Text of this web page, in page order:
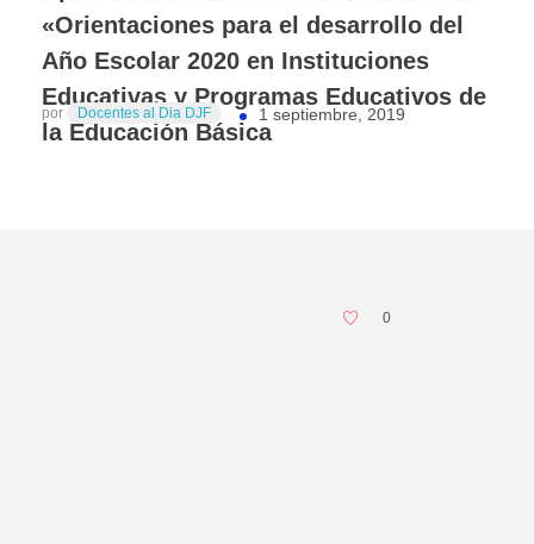
«Orientaciones para el desarrollo del
Año Escolar 2020 en Instituciones
Educativas y Programas Educativos de
la Educación Básica
1 septiembre, 2019
por Docentes al Dia DJF
0